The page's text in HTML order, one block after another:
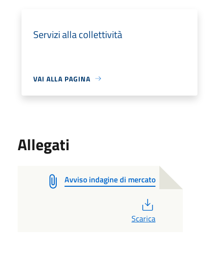
Servizi alla collettività
VAI ALLA PAGINA
Allegati
Avviso indagine di mercato
Scarica